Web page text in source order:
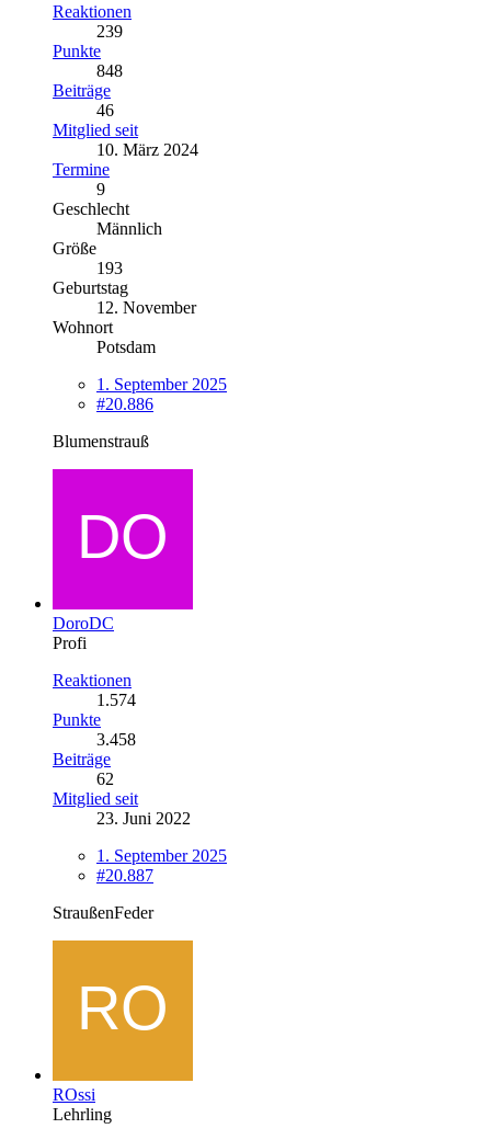
Reaktionen
239
Punkte
848
Beiträge
46
Mitglied seit
10. März 2024
Termine
9
Geschlecht
Männlich
Größe
193
Geburtstag
12. November
Wohnort
Potsdam
1. September 2025
#20.886
Blumenstrauß
DoroDC
Profi
Reaktionen
1.574
Punkte
3.458
Beiträge
62
Mitglied seit
23. Juni 2022
1. September 2025
#20.887
StraußenFeder
ROssi
Lehrling